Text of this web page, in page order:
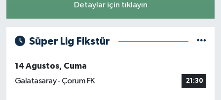
Detaylar için tıklayın
Süper Lig Fikstür
14 Ağustos, Cuma
Galatasaray - Çorum FK
21:30